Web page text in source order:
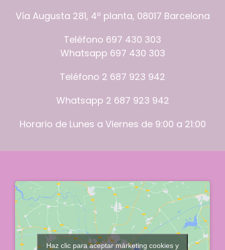
Vía Augusta 281, 4º planta, 08017 Barcelona
Teléfono 697 430 303
Whatsapp 697 430 303
Teléfono 2 687 923 942
Whatsapp 2 687 923 942
Horario de Lunes a Viernes de 9:00 a 21:00
Haz clic para aceptar márketing cookies y